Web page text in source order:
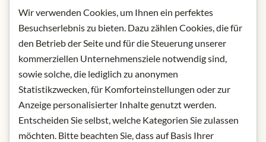
BESCHREIBUNG
Aroma: Bemerkenswert weich, mit
viel Charakter und einem
unverwechselbaren Duft.
Geschmack:Am Gaumen rund und
vollmundig, mit Aromen von
geröstetem Getreide, frischem Apfel,
warmer Zimtwürze und getrockneten
Früchten.
Wir verwenden Cookies, um Ihnen ein perfektes
Besuchserlebnis zu bieten. Dazu zählen Cookies, die für
den Betrieb der Seite und für die Steuerung unserer
kommerziellen Unternehmensziele notwendig sind,
sowie solche, die lediglich zu anonymen
Statistikzwecken, für Komforteinstellungen oder zur
Anzeige personalisierter Inhalte genutzt werden.
Entscheiden Sie selbst, welche Kategorien Sie zulassen
möchten. Bitte beachten Sie, dass auf Basis Ihrer